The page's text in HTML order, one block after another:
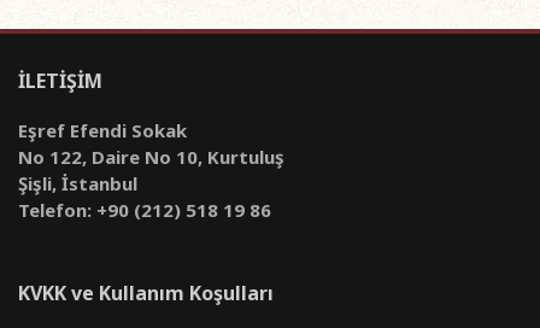
İLETİŞİM
Eşref Efendi Sokak
No 122, Daire No 10, Kurtuluş
Şişli, İstanbul
Telefon: +90 (212) 518 19 86
KVKK ve Kullanım Koşulları